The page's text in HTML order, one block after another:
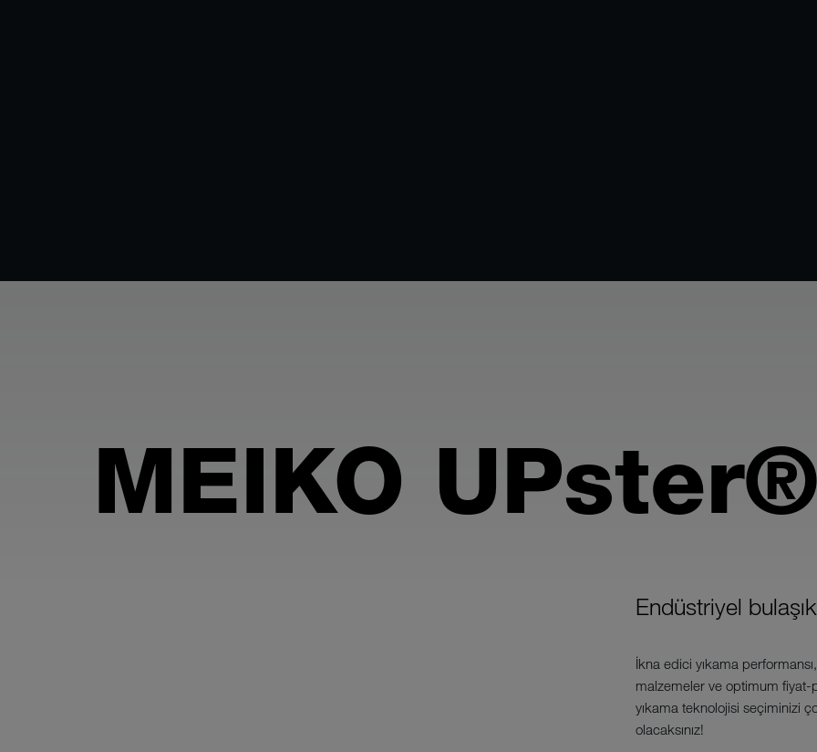
MEIKO
Endüstriyel
İkna edici yıkama
malzemeler ve optimum fiyat-
yıkama teknolojisi seçiminizi
olacaksınız!